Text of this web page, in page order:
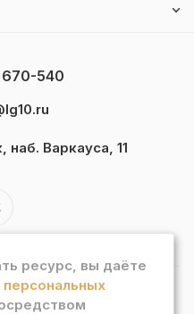
670-540
наб. Варкауса, 11
ресурс, вы даёте
персональных